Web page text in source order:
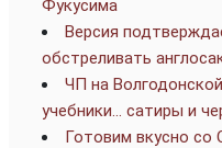
Фукусима
Версия
обстреливать
ЧП на
учебники… сатиры и
Готовим вкусно со